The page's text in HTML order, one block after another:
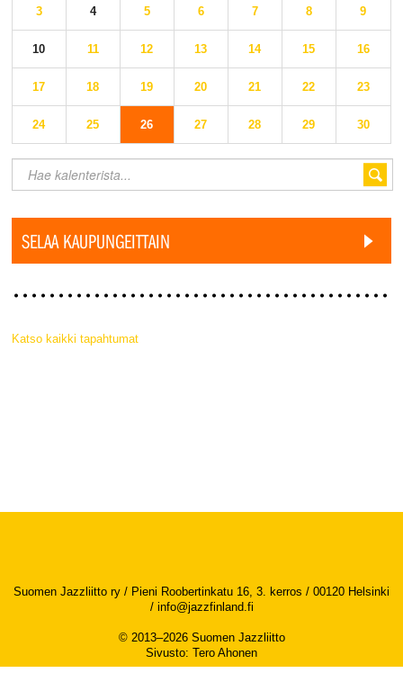
3 4 5 6 7 8 9
10 11 12 13 14 15 16
17 18 19 20 21 22 23
24 25 26 27 28 29 30
SELAA KAUPUNGEITTAIN
Katso kaikki tapahtumat
Suomen Jazzliitto ry / Pieni Roobertinkatu 16, 3. kerros / 00120 Helsinki
/ info@jazzfinland.fi
© 2013–2026 Suomen Jazzliitto
Sivusto: Tero Ahonen